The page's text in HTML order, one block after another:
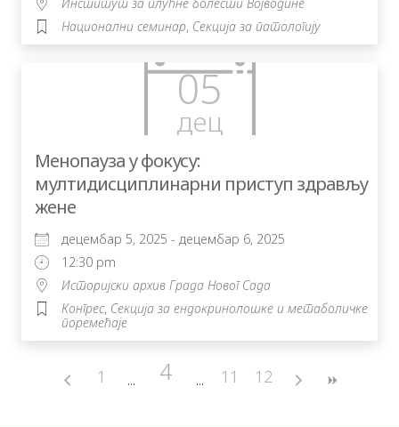
Национални семинар, Секција за патологију
05
дец
Менопауза у фокусу:
мултидисциплинарни приступ здрављу
жене
децембар 5, 2025 - децембар 6, 2025
12:30 pm
Историјски архив Града Новог Сада
Конгрес, Секција за ендокринолошке и метаболичке
поремећаје
1 4 11 12